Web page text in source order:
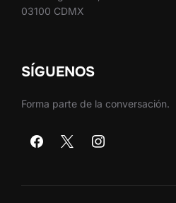
03100 CDMX
SÍGUENOS
Forma parte de la conversación.